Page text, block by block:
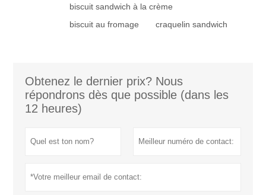
biscuit sandwich à la crème
biscuit au fromage
craquelin sandwich
Obtenez le dernier prix? Nous
répondrons dès que possible (dans les
12 heures)